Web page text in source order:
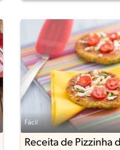
Fácil
Receita de Pizzinha